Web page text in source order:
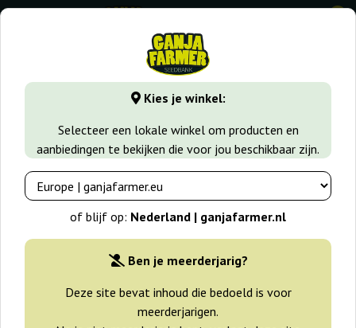
Kies je winkel:
Selecteer een lokale winkel om producten en
aanbiedingen te bekijken die voor jou beschikbaar zijn.
of blijf op: Nederland | ganjafarmer.nl
Ben je meerderjarig?
Deze site bevat inhoud die bedoeld is voor
meerderjarigen.
0
GanjaFarmer.nl Zaadsoorten Sativa zaden